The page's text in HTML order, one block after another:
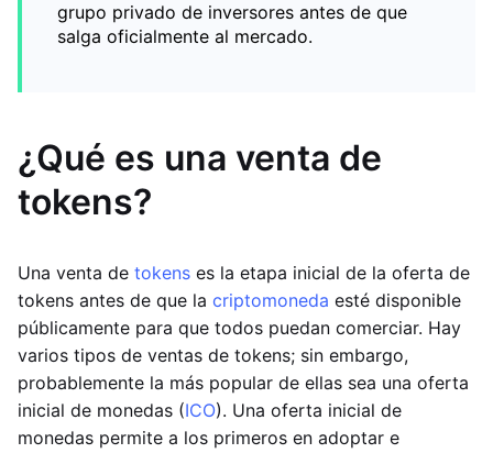
grupo privado de inversores antes de que
salga oficialmente al mercado.
¿Qué es una venta de
tokens?
Una venta de tokens es la etapa inicial de la oferta de
tokens antes de que la criptomoneda esté disponible
públicamente para que todos puedan comerciar. Hay
varios tipos de ventas de tokens; sin embargo,
probablemente la más popular de ellas sea una oferta
inicial de monedas (ICO). Una oferta inicial de
monedas permite a los primeros en adoptar e